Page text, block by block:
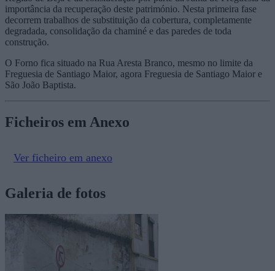
importância da recuperação deste património. Nesta primeira fase
decorrem trabalhos de substituição da cobertura, completamente
degradada, consolidação da chaminé e das paredes de toda
construção.
O Forno fica situado na Rua Aresta Branco, mesmo no limite da
Freguesia de Santiago Maior, agora Freguesia de Santiago Maior e
São João Baptista.
Ficheiros em Anexo
Ver ficheiro em anexo
Galeria de fotos